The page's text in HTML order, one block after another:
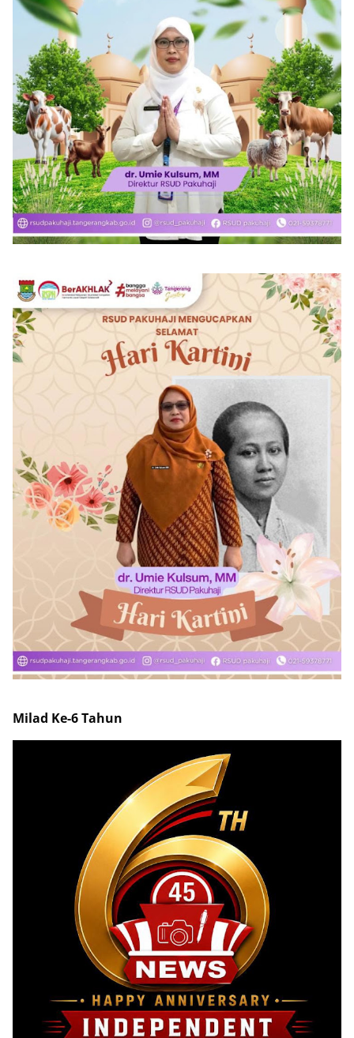
Milad Ke-6 Tahun